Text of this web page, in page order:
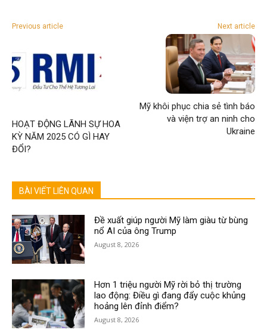
Previous article
HOẠT ĐỘNG LÃNH SỰ HOA
KỲ NĂM 2025 CÓ GÌ HAY
ĐỔI?
Next article
Mỹ khôi phục chia sẻ tình báo
và viện trợ an ninh cho
Ukraine
BÀI VIẾT LIÊN QUAN
Đề xuất giúp người Mỹ làm giàu từ bùng
nổ AI của ông Trump
August 8, 2026
Hơn 1 triệu người Mỹ rời bỏ thị trường
lao động: Điều gì đang đẩy cuộc khủng
hoảng lên đỉnh điểm?
August 8, 2026